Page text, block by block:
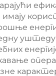
имају